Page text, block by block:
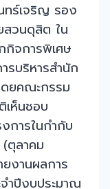
ทร์เจริญ รอง
สวนดุสิต ใน
กิจการพิเศษ
รบริหารสำนัก
ยคณะกรรม
ห็นชอบ
การในกำกับ
ตุลาคม
งานผลการ
ำปีงบประมาณ